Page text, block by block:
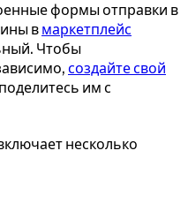
формы отправки в
в маркетплейс
Чтобы
создайте свой
им с
несколько